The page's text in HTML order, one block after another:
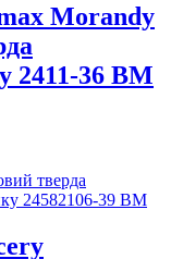
Morandy
2411-36 BM